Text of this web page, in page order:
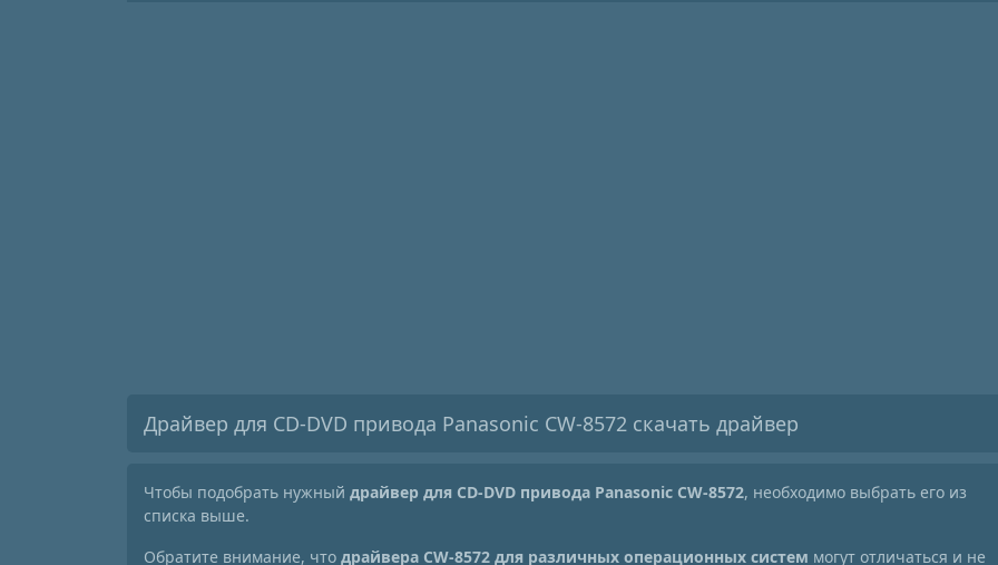
Драйвер для CD-DVD привода Panasonic CW-8572 скачать драйвер
Чтобы подобрать нужный драйвер для CD-DVD привода Panasonic CW-8572, необходимо выбрать его из
списка выше.
Обратите внимание, что драйвера CW-8572 для различных операционных систем могут отличаться и не